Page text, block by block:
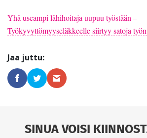
Yhä useampi lähihoitaja uupuu työstään –
Työkyvyttömyyseläkkeelle siirtyy satoja
SINUA VOISI